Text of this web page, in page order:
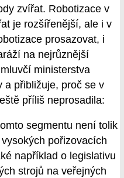
zvířat. Robotizace v
je rozšířenější, ale i v
prosazovat, i
na nejrůznější
ministerstva
a přibližuje, proč se v
příliš neprosadila:
segmentu není tolik
pořizovacích
například o legislativu
strojů na veřejných